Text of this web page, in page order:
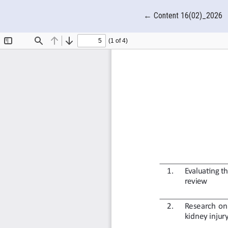
← Quay trở lại chi tiết bài
Content 16(02)_2026